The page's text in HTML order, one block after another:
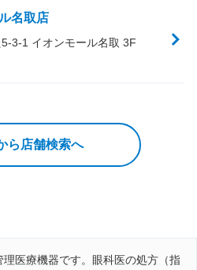
名取店
3-1 イオンモール名取 3F
ら店舗検索へ
医療機器です。眼科医の処方（指